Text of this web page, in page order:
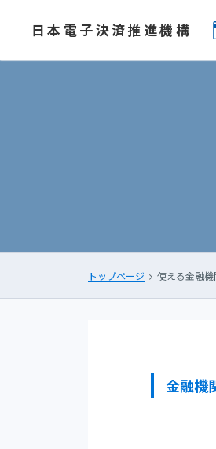
日本電子決済推進機構
トップページ 使える金融
金融機